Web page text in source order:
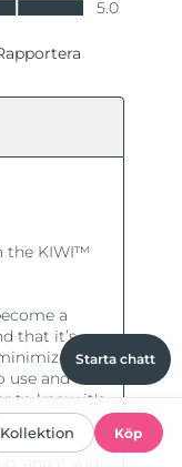
Starta chatt
Kollektion Köp